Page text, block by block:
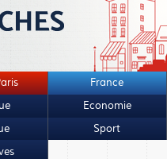
France
Economie
Sport